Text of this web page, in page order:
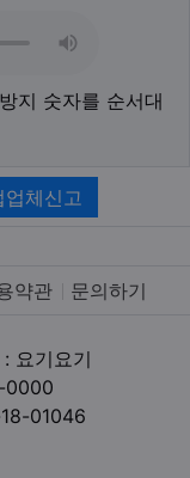
지 숫자를 순서대
체신고
약관 문의하기
요기요기
0000
01046